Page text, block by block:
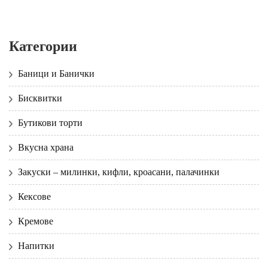
Категории
Баници и Банички
Бисквитки
Бутикови торти
Вкусна храна
Закуски – милинки, кифли, кроасани, палачинки
Кексове
Кремове
Напитки